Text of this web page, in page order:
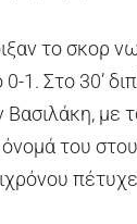
το σκορ
1. Στο 30’
με
του